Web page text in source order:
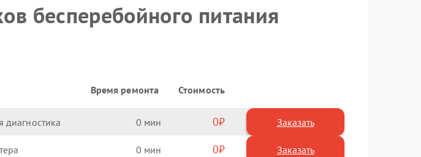
бесперебойного питания
Время ремонта Стоимость
диагностика 0 0 Заказать
0 0 Заказать